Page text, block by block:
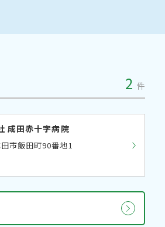
2 件
成田赤十字病院
市飯田町90番地1